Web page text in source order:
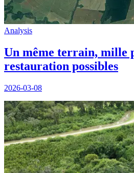
Analysis
Un même terrain, mille
restauration possibles
2026-03-08